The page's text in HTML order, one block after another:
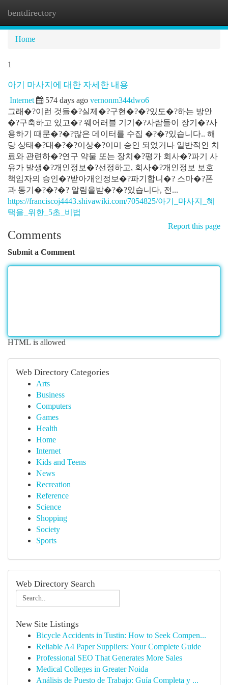
bentdirectory
Home
1
아기 마사지에 대한 자세한 내용
Internet 574 days ago vernonm344dwo6
그래�?이런 것들�?실제�?구현�?�?있도�?하는 방안
�?구축하고 있고�? 웨어러블 기기�?사람들이 장기�?사
용하기 때문�?�?많은 데이터를 수집 �?�?있습니다.. 해
당 상태�?대�?�?이상�?이미 승인 되었거나 일반적인 치
료와 관련하�?연구 약물 또는 장치�?평가 회사�?파기 사
유가 발생�?개인정보�?선정하고, 회사�?개인정보 보호
책임자의 승인�?받아개인정보�?파기합니�? 스마�?폰
과 동기�?�?�? 알림을받�?�?있습니다, 전...
https://franciscoj4443.shivawiki.com/7054825/아기_마사지_혜
택을_위한_5초_비법
Report this page
Comments
Submit a Comment
HTML is allowed
Web Directory Categories
Arts
Business
Computers
Games
Health
Home
Internet
Kids and Teens
News
Recreation
Reference
Science
Shopping
Society
Sports
Web Directory Search
New Site Listings
Bicycle Accidents in Tustin: How to Seek Compen...
Reliable A4 Paper Suppliers: Your Complete Guide
Professional SEO That Generates More Sales
Medical Colleges in Greater Noida
Análisis de Puesto de Trabajo: Guía Completa y ...